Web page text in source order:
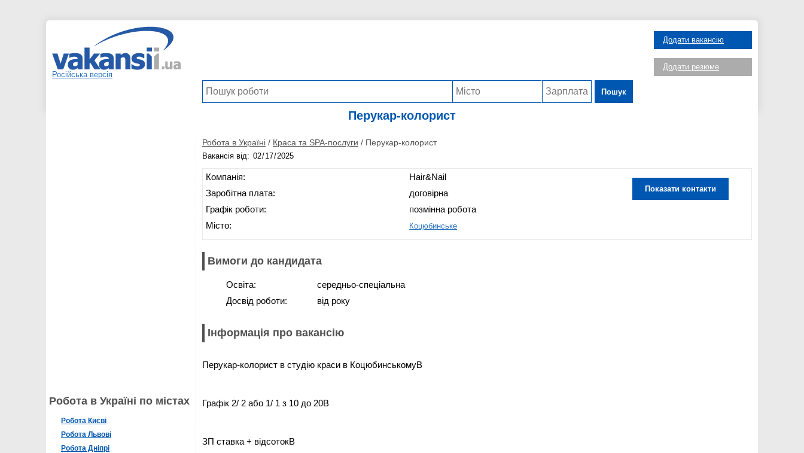
Російська версія
Пошук
Додати вакансію
Додати резюме
Перукар-колорист
Робота в Україні по містах
Робота Києві
Робота Львові
Робота Дніпрі
Робота в Україні / Краса та SPA-послуги / Перукар-колорист
Вакансія від:
Компанія:
Заробітна плата:
Графік роботи:
Місто:
Hair&Nail
договірна
позмінна робота
Коцюбинське
Показати контакти
Вимоги до кандидата
Освіта:
Досвід роботи:
середньо-спеціальна
від року
Інформація про вакансію
Перукар-колорист в студію краси в КоцюбинськомуВ
Графік 2/ 2 або 1/ 1 з 10 до 20В
ЗП ставка + відсотокВ